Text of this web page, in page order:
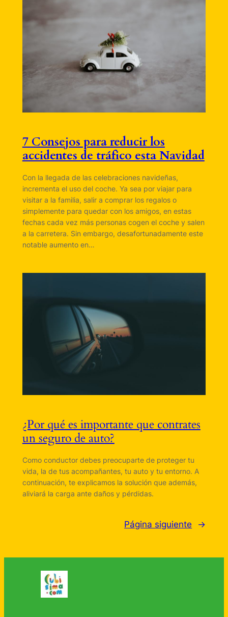
7 Consejos para reducir los
accidentes de tráfico esta Navidad
Con la llegada de las celebraciones navideñas,
incrementa el uso del coche. Ya sea por viajar para
visitar a la familia, salir a comprar los regalos o
simplemente para quedar con los amigos, en estas
fechas cada vez más personas cogen el coche y salen
a la carretera. Sin embargo, desafortunadamente este
notable aumento en…
¿Por qué es importante que contrates
un seguro de auto?
Como conductor debes preocuparte de proteger tu
vida, la de tus acompañantes, tu auto y tu entorno. A
continuación, te explicamos la solución que además,
aliviará la carga ante daños y pérdidas.
Página siguiente →